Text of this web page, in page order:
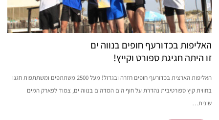
האליפות בכדורעף חופים בנווה ים
זו היתה חגיגת ספורט וקייץ!
האליפות הארצית בכדורעף חופים חזרה ובגדול! מעל 2500 משתתפים ומשתתפות חגגו
בחווית קיץ ספורטיבית נהדרת על חוף הים המדהים בנווה ים, צמוד לפארק המים
שונית…